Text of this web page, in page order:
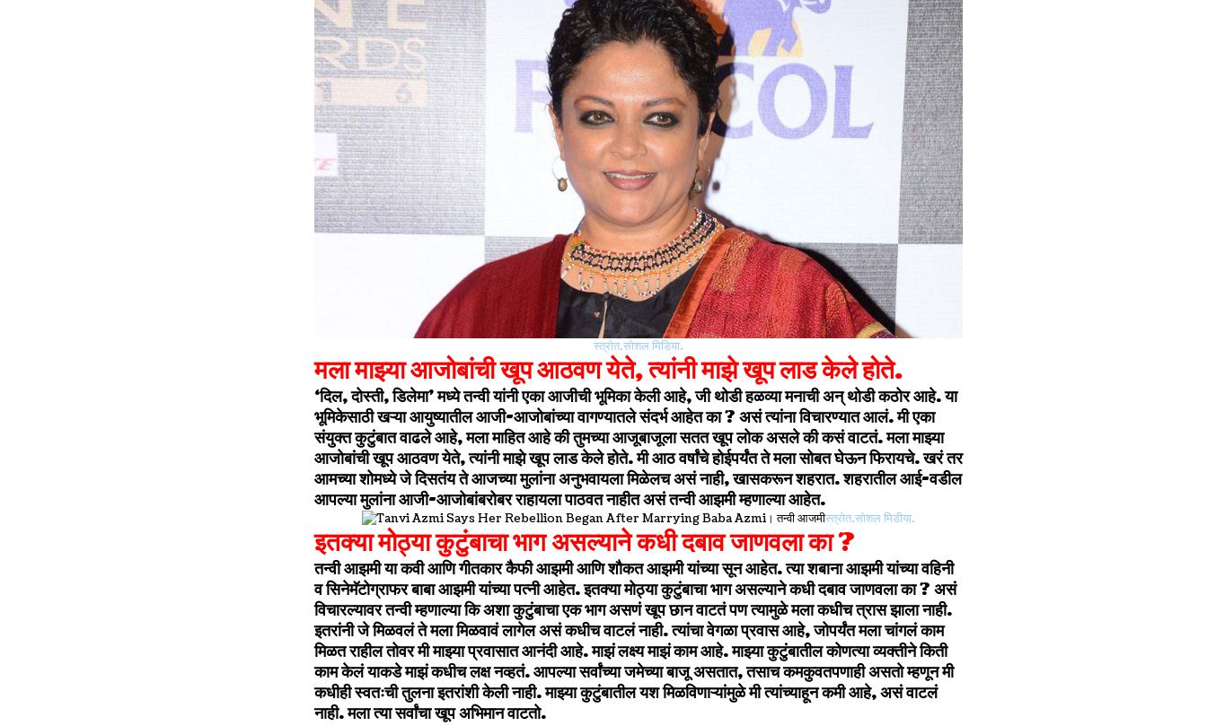
स्त्रोत.सोशल मिडिया.
मला माझ्या आजोबांची खूप आठवण येते, त्यांनी माझे खूप लाड केले होते.
‘दिल, दोस्ती, डिलेमा’ मध्ये तन्वी यांनी एका आजीची भूमिका केली आहे, जी थोडी हळव्या मनाची अन् थोडी कठोर आहे. या
भूमिकेसाठी खऱ्या आयुष्यातील आजी-आजोबांच्या वागण्यातले संदर्भ आहेत का ? असं त्यांना विचारण्यात आलं. मी एका
संयुक्त कुटुंबात वाढले आहे, मला माहित आहे की तुमच्या आजूबाजूला सतत खूप लोक असले की कसं वाटतं. मला माझ्या
आजोबांची खूप आठवण येते, त्यांनी माझे खूप लाड केले होते. मी आठ वर्षांचे होईपर्यंत ते मला सोबत घेऊन फिरायचे. खरं तर
आमच्या शोमध्ये जे दिसतंय ते आजच्या मुलांना अनुभवायला मिळेलच असं नाही, खासकरून शहरात. शहरातील आई-वडील
आपल्या मुलांना आजी-आजोबांबरोबर राहायला पाठवत नाहीत असं तन्वी आझमी म्हणाल्या आहेत.
स्त्रोत.सोशल मिडीया.
इतक्या मोठ्या कुटुंबाचा भाग असल्याने कधी दबाव जाणवला का ?
तन्वी आझमी या कवी आणि गीतकार कैफी आझमी आणि शौकत आझमी यांच्या सून आहेत. त्या शबाना आझमी यांच्या वहिनी
व सिनेमॅटोग्राफर बाबा आझमी यांच्या पत्नी आहेत. इतक्या मोठ्या कुटुंबाचा भाग असल्याने कधी दबाव जाणवला का ? असं
विचारल्यावर तन्वी म्हणाल्या कि अशा कुटुंबाचा एक भाग असणं खूप छान वाटतं पण त्यामुळे मला कधीच त्रास झाला नाही.
इतरांनी जे मिळवलं ते मला मिळवावं लागेल असं कधीच वाटलं नाही. त्यांचा वेगळा प्रवास आहे, जोपर्यंत मला चांगलं काम
मिळत राहील तोवर मी माझ्या प्रवासात आनंदी आहे. माझं लक्ष्य माझं काम आहे. माझ्या कुटुंबातील कोणत्या व्यक्तीने किती
काम केलं याकडे माझं कधीच लक्ष नव्हतं. आपल्या सर्वांच्या जमेच्या बाजू असतात, तसाच कमकुवतपणाही असतो म्हणून मी
कधीही स्वतःची तुलना इतरांशी केली नाही. माझ्या कुटुंबातील यश मिळविणाऱ्यांमुळे मी त्यांच्याहून कमी आहे, असं वाटलं
नाही. मला त्या सर्वांचा खूप अभिमान वाटतो.